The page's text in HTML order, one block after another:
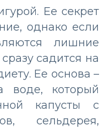
Ее секрет
однако если
лишние
садится на
Ее основа –
воде, который
капусты с
сельдерея,